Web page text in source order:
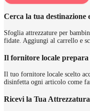
Cerca la tua destinazione
Sfoglia attrezzature per
fidate. Aggiungi al carrello e
Il fornitore locale
Il tuo fornitore locale scelto
disinfetta ogni articolo come
Ricevi la Tua